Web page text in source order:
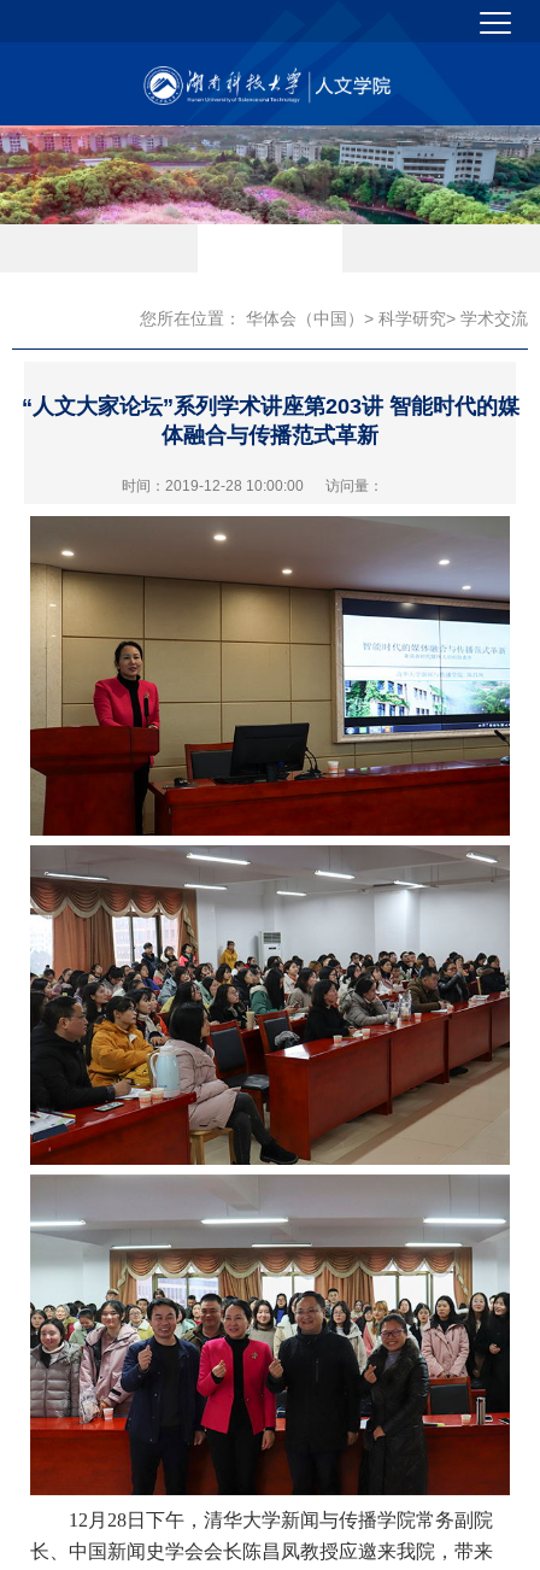
您所在位置： 华体会（中国） > 科学研究> 学术交流
“人文大家论坛”系列学术讲座第203讲 智能时代的媒
体融合与传播范式革新
时间：2019-12-28 10:00:00 访问量：
12月28日下午，清华大学新闻与传播学院常务副院
长、中国新闻史学会会长陈昌凤教授应邀来我院，带来